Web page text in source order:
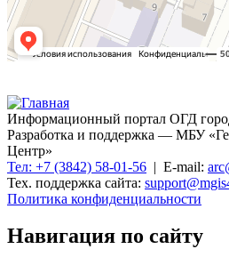
Информационный портал ОГД
Разработка и поддержка — МБУ
Центр»
Тел: +7 (3842) 58-01-56 | E-mail:
Тех. поддержка сайта:
Политика конфиденциальности
Навигация по сайту